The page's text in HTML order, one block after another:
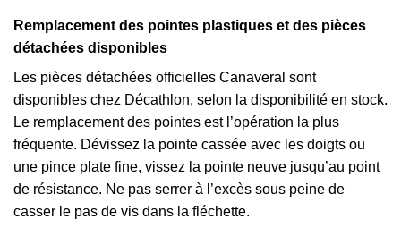
Remplacement des pointes plastiques et des pièces
détachées disponibles
Les pièces détachées officielles Canaveral sont
disponibles chez Décathlon, selon la disponibilité en stock.
Le remplacement des pointes est l’opération la plus
fréquente. Dévissez la pointe cassée avec les doigts ou
une pince plate fine, vissez la pointe neuve jusqu’au point
de résistance. Ne pas serrer à l’excès sous peine de
casser le pas de vis dans la fléchette.